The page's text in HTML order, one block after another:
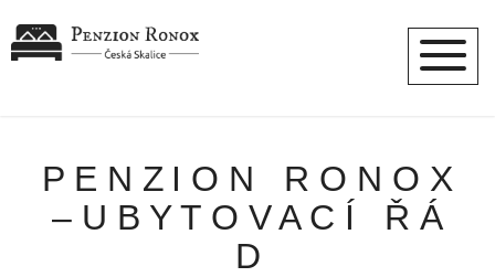
P E N Z I O N R O N O X
– U B Y T O V A C Í Ř Á
D